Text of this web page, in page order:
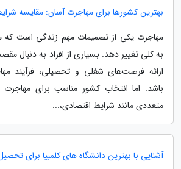
بهترین کشورها برای مهاجرت آسان: مقایسه
مهاجرت یکی از تصمیمات مهم زندگی است که
به کلی تغییر دهد. بسیاری از افراد به دنبال
ارائه فرصت‌های شغلی و تحصیلی، فرآیند
باشد. اما انتخاب کشور مناسب برای
متعددی مانند شرایط اقتصادی،...
آشنایی با بهترین دانشگاه های کلمبیا برای